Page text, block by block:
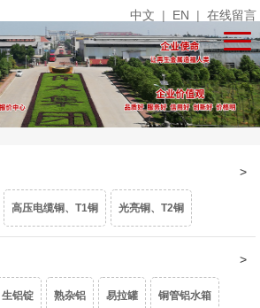
中文 | EN | 在线留言
高压电缆铜、T1铜 光亮铜、T2铜
） 锡青铜95、663（乘品位） 机铜
生铝锭 熟杂铝 易拉罐 铜管铝水箱